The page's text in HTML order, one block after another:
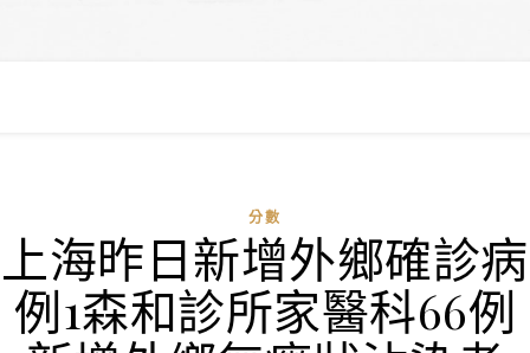
分數
上海昨日新增外鄉確診病
例1森和診所家醫科66例